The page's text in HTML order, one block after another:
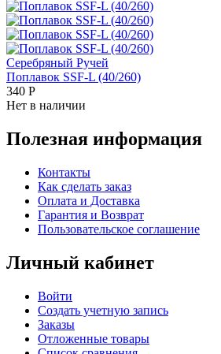
Серебряный Ручей
Поплавок SSF-L (40/260)
340 Р
Нет в наличии
Полезная информация
Контакты
Как сделать заказ
Оплата и Доставка
Гарантия и Возврат
Пользовательское соглашение
Личный кабинет
Войти
Создать учетную запись
Заказы
Отложенные товары